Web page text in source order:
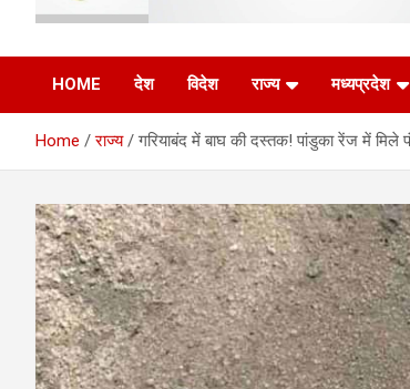
Chhattisgarh Star
HOME देश विदेश राज्य मध्यप्रदेश
Home राज्य गरियाबंद में बाघ की दस्तक! पांडुका रेंज में मिले